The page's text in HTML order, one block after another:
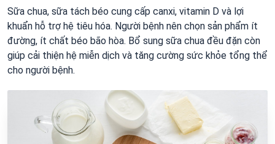
Sữa chua, sữa tách béo cung cấp canxi, vitamin D và lợi
khuẩn hỗ trợ hệ tiêu hóa. Người bệnh nên chọn sản phẩm ít
đường, ít chất béo bão hòa. Bổ sung sữa chua đều đặn còn
giúp cải thiện hệ miễn dịch và tăng cường sức khỏe tổng thể
cho người bệnh.